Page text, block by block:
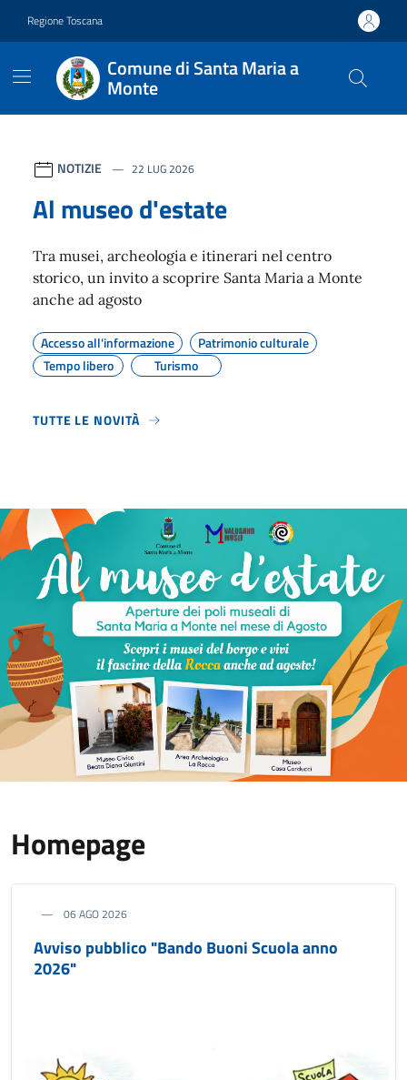
Regione Toscana
Comune di Santa Maria a
Monte
Contenuti in evidenza
NOTIZIE 22 LUG 2026
Al museo d'estate
Tra musei, archeologia e itinerari nel centro
storico, un invito a scoprire Santa Maria a Monte
anche ad agosto
Accesso all'informazione
Patrimonio culturale
Tempo libero
Turismo
TUTTE LE NOVITÀ
Homepage
06 AGO 2026
Avviso pubblico "Bando Buoni Scuola anno
2026"